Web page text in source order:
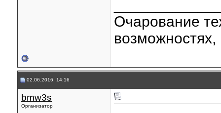
Очарование
возможностях,
02.06.2016, 14:16
bmw3s
Организатор